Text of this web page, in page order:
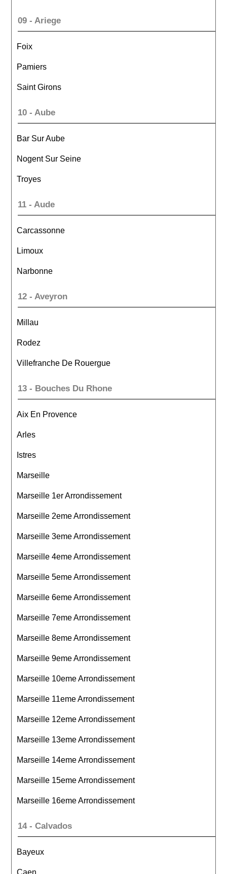
09 - Ariege
Foix
Pamiers
Saint Girons
10 - Aube
Bar Sur Aube
Nogent Sur Seine
Troyes
11 - Aude
Carcassonne
Limoux
Narbonne
12 - Aveyron
Millau
Rodez
Villefranche De Rouergue
13 - Bouches Du Rhone
Aix En Provence
Arles
Istres
Marseille
Marseille 1er Arrondissement
Marseille 2eme Arrondissement
Marseille 3eme Arrondissement
Marseille 4eme Arrondissement
Marseille 5eme Arrondissement
Marseille 6eme Arrondissement
Marseille 7eme Arrondissement
Marseille 8eme Arrondissement
Marseille 9eme Arrondissement
Marseille 10eme Arrondissement
Marseille 11eme Arrondissement
Marseille 12eme Arrondissement
Marseille 13eme Arrondissement
Marseille 14eme Arrondissement
Marseille 15eme Arrondissement
Marseille 16eme Arrondissement
14 - Calvados
Bayeux
Caen